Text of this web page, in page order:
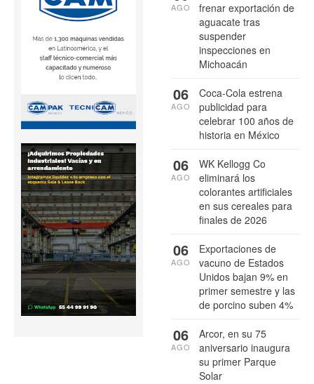
frenar exportación de
aguacate tras
suspender
inspecciones en
Michoacán
AGO
Coca-Cola estrena
publicidad para
celebrar 100 años de
historia en México
06
AGO
WK Kellogg Co
eliminará los
colorantes artificiales
en sus cereales para
finales de 2026
06
AGO
Exportaciones de
vacuno de Estados
Unidos bajan 9% en
primer semestre y las
de porcino suben 4%
06
AGO
Arcor, en su 75
aniversario inaugura
su primer Parque
Solar
06
AGO